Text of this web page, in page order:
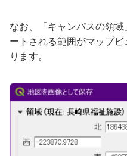
なお、「キャンパスの領
ートされる範囲がマップ
ります。